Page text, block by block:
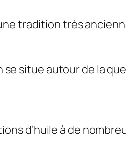
tradition très
situe autour de la
d’huile à de